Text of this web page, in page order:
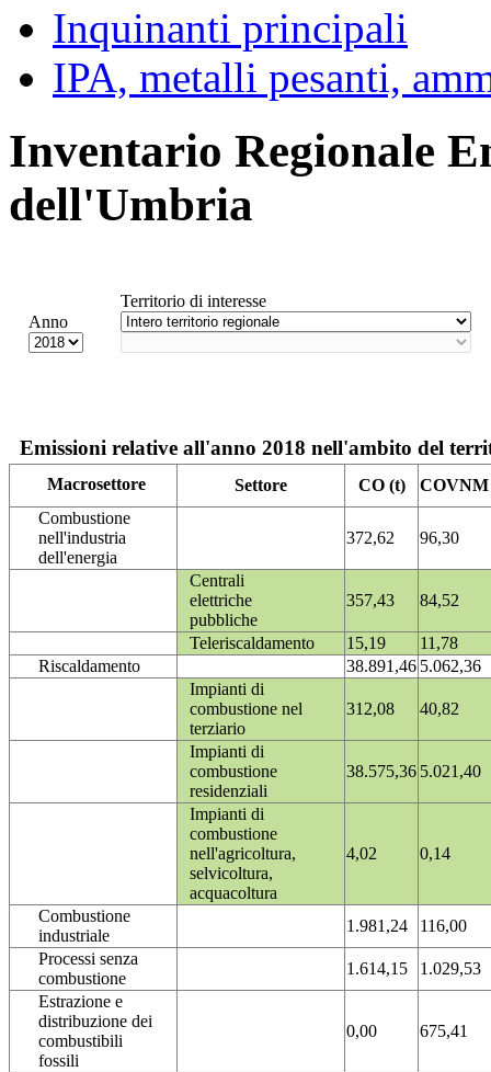
Inquinanti principali
IPA, metalli pesanti,
Inventario Regionale
dell'Umbria
Anno
Territorio di interesse
Emissioni relative all'anno 2018 nell'ambito del
Macrosettore Settore CO (t)
COVNM
Combustione
nell'industria
dell'energia
372,62 96,30
Centrali
elettriche
pubbliche
357,43 84,52
Teleriscaldamento 15,19
11,78
Riscaldamento
38.891,46 5.062,36
Impianti di
combustione nel
terziario
312,08 40,82
Impianti di
combustione
residenziali
38.575,36 5.021,40
Impianti di
combustione
nell'agricoltura,
selvicoltura,
acquacoltura
4,02 0,14
Combustione
industriale
1.981,24
116,00
Processi senza
combustione
1.614,15
1.029,53
Estrazione e
distribuzione dei
combustibili
fossili
0,00 675,41